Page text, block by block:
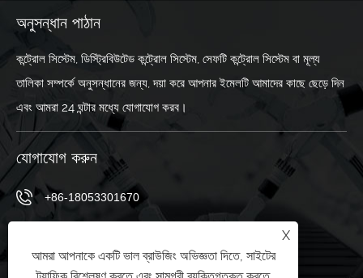
অনুসন্ধান পাঠান
কন্ট্রোল সিস্টেম, ডিস্ট্রিবিউটেড কন্ট্রোল সিস্টেম, সেফটি কন্ট্রোল সিস্টেম বা মূল্য
তালিকা সম্পর্কে অনুসন্ধানের জন্য, দয়া করে আপনার ইমেলটি আমাদের কাছে ছেড়ে দিন
এবং আমরা 24 ঘন্টার মধ্যে যোগাযোগ করব।
যোগাযোগ করুন
+86-18053301670
69 সানইং রোড, জাহংদিয়ান জেলা, জিবো সিটি, শানডং প্রদেশ, চীন
X
আমরা আপনাকে একটি ভাল ব্রাউজিং অভিজ্ঞতা দিতে, সাইটের